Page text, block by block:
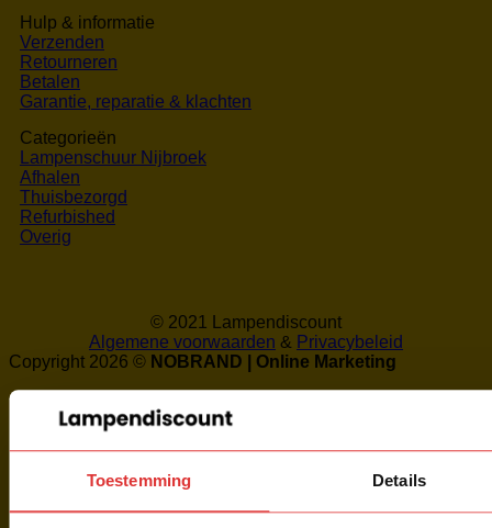
Toestemming Details
Hulp & informatie
Verzenden
Retourneren
Betalen
Garantie, reparatie & klachten
Categorieën
Lampenschuur Nijbroek
Afhalen
Thuisbezorgd
Refurbished
Overig
© 2021 Lampendiscount
Algemene voorwaarden & Privacybeleid
Copyright 2026 © NOBRAND | Online Marketing
Lampenschuur
Hanglampen
Minimalistisch design
Multipendel rechthoek